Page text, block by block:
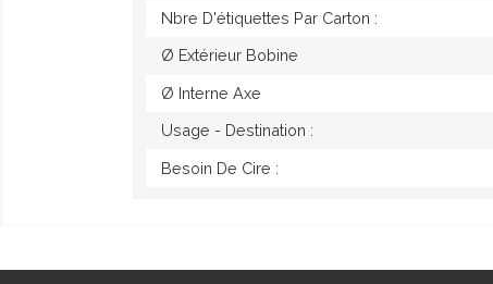
Nbre D'étiquettes Par Carton :
Ø Extérieur Bobine
Ø Interne Axe
Usage - Destination :
Besoin De Cire :